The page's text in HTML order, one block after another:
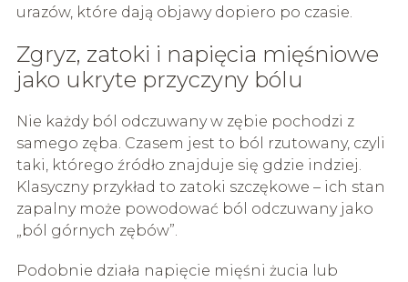
urazów, które dają objawy dopiero po czasie.
Zgryz, zatoki i napięcia mięśniowe
jako ukryte przyczyny bólu
Nie każdy ból odczuwany w zębie pochodzi z
samego zęba. Czasem jest to ból rzutowany, czyli
taki, którego źródło znajduje się gdzie indziej.
Klasyczny przykład to zatoki szczękowe – ich stan
zapalny może powodować ból odczuwany jako
„ból górnych zębów”.
Podobnie działa napięcie mięśni żucia lub